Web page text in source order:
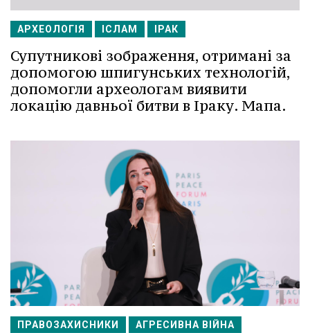
АРХЕОЛОГІЯ ІСЛАМ ІРАК
Супутникові зображення, отримані за
допомогою шпигунських технологій,
допомогли археологам виявити
локацію давньої битви в Іраку. Мапа.
ПРАВОЗАХИСНИКИ АГРЕСИВНА ВІЙНА